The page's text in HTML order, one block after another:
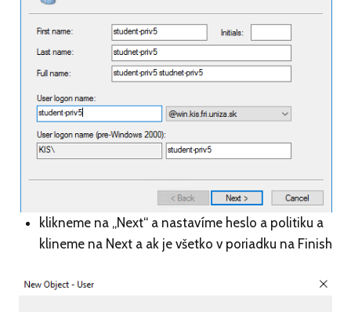
klikneme na „Next“ a nastavíme heslo a politiku a
klineme na Next a ak je všetko v poriadku na Finish